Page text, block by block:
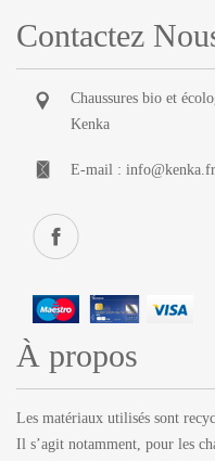
Contactez
Chaussures bio et
Kenka
E-mail : info@kenka.fr
À propos
Les matériaux utilisés sont
Il s’agit notamment, pour les